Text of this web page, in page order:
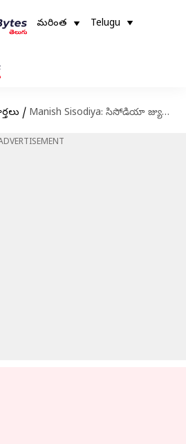
మరింత Telugu
/ Manish Sisodiya: సిసోడియా జ్యుడీషియల్ కస్టడీ ఈనెల18 వరకు పొడిగింపు